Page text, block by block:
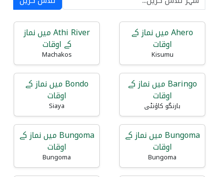
Ahero میں نماز کے
اوقات
Kisumu
Athi River میں نماز
کے اوقات
Machakos
Baringo میں نماز کے
اوقات
بارنگو کاؤنٹی
Bondo میں نماز کے
اوقات
Siaya
Bungoma میں نماز کے
اوقات
Bungoma
Bungoma میں نماز کے
اوقات
Bungoma